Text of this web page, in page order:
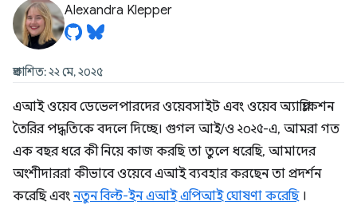
Alexandra Klepper
প্রকাশিত: ২২ মে, ২০২৫
এআই ওয়েব ডেভেলপারদের ওয়েবসাইট এবং ওয়েব অ্যাপ্লিকেশন
তৈরির পদ্ধতিকে বদলে দিচ্ছে। গুগল আই/ও ২০২৫-এ, আমরা গত
এক বছর ধরে কী নিয়ে কাজ করছি তা তুলে ধরেছি, আমাদের
অংশীদাররা কীভাবে ওয়েবে এআই ব্যবহার করছেন তা প্রদর্শন
করেছি এবং নতুন বিল্ট-ইন এআই এপিআই ঘোষণা করেছি।